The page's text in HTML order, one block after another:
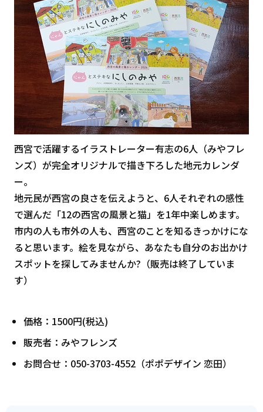
西宮で活躍するイラストレーター有志の6人（みやフレ
ンズ）が完全オリジナルで描き下ろした地元カレンダ
ー。
地元民が西宮の良さを伝えようと、6人それぞれの感性
で選んだ「12の西宮の風景と猫」を1年中楽しめます。
市内の人も市外の人も、西宮のことを知るきっかけにな
ると思います。絵を見ながら、あなたも自分のお出かけ
スポットを探してみませんか?（販売は終了していま
す）
価格：1500円(税込)
販売者：みやフレンズ
お問合せ：050-3703-4552（ポポデザイン 恋田）